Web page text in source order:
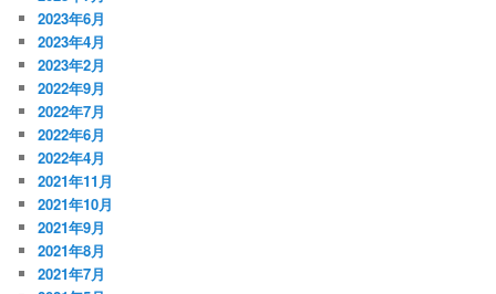
2023年6月
2023年4月
2023年2月
2022年9月
2022年7月
2022年6月
2022年4月
2021年11月
2021年10月
2021年9月
2021年8月
2021年7月